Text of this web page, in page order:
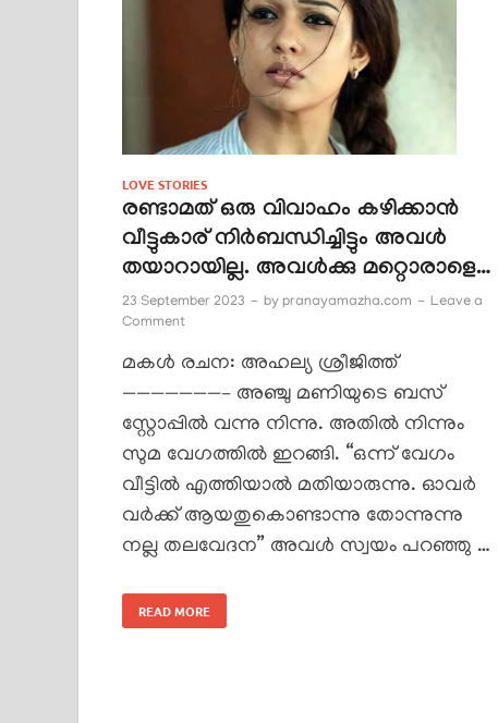
LOVE STORIES
രണ്ടാമത് ഒരു വിവാഹം കഴിക്കാൻ
വീട്ടുകാര് നിർബന്ധിച്ചിട്ടും അവൾ
തയാറായില്ല. അവൾക്കു മറ്റൊരാളെ…
23 September 2023 - by pranayamazha.com - Leave a
Comment
മകൾ രചന: അഹല്യ ശ്രീജിത്ത്
———————– അഞ്ചു മണിയുടെ ബസ്
സ്റ്റോപ്പിൽ വന്നു നിന്നു. അതിൽ നിന്നും
സുമ വേഗത്തിൽ ഇറങ്ങി. “ഒന്ന് വേഗം
വീട്ടിൽ എത്തിയാൽ മതിയാരുന്നു. ഓവർ
വർക്ക്‌ ആയതുകൊണ്ടാന്നു തോന്നുന്നു
നല്ല തലവേദന” അവൾ സ്വയം പറഞ്ഞു …
READ MORE